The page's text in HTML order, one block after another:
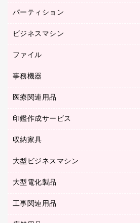
養生用品
伝票
典礼用品
帳簿
慶弔用品
キーボード／テンキー
スマートフォン／モバイル周辺機器
ディスプレイモニター
ネットワーク／ＬＡＮアクセサリー
パソコンバッグ／収納用品
パソコン周辺機器
各種ケーブル
ＨＤＤ／ＳＳＤ
パーティション
パーティション
ホワイトボード・黒板
ビジネスマシン
インクジェットプリンタ／複合機
コピー機
デジタルカメラ
ファクシミリ
レーザープリンタ／複合機
電話機
ファイル
その他ファイル
カードケース
クリヤーブック（固定式）
クリヤーブック（差替式）
パイプ式ファイル
ファイルボックス
事務機器
シュレッダ
タイムカード
ラミネータ
ラミネートフィルム
ＯＨＰ用品
医療関連用品
介護用品
使い捨て手袋
医療関連用品
感染症対策用品
印鑑作成サービス
印鑑作成サービス
収納家具
その他収納
ロッカー・下駄箱
金庫
大型ビジネスマシン
プリンタ
大型電化製品
テレビ・ＡＶ機器
冷蔵庫・キッチン・調理家電
工事関連用品